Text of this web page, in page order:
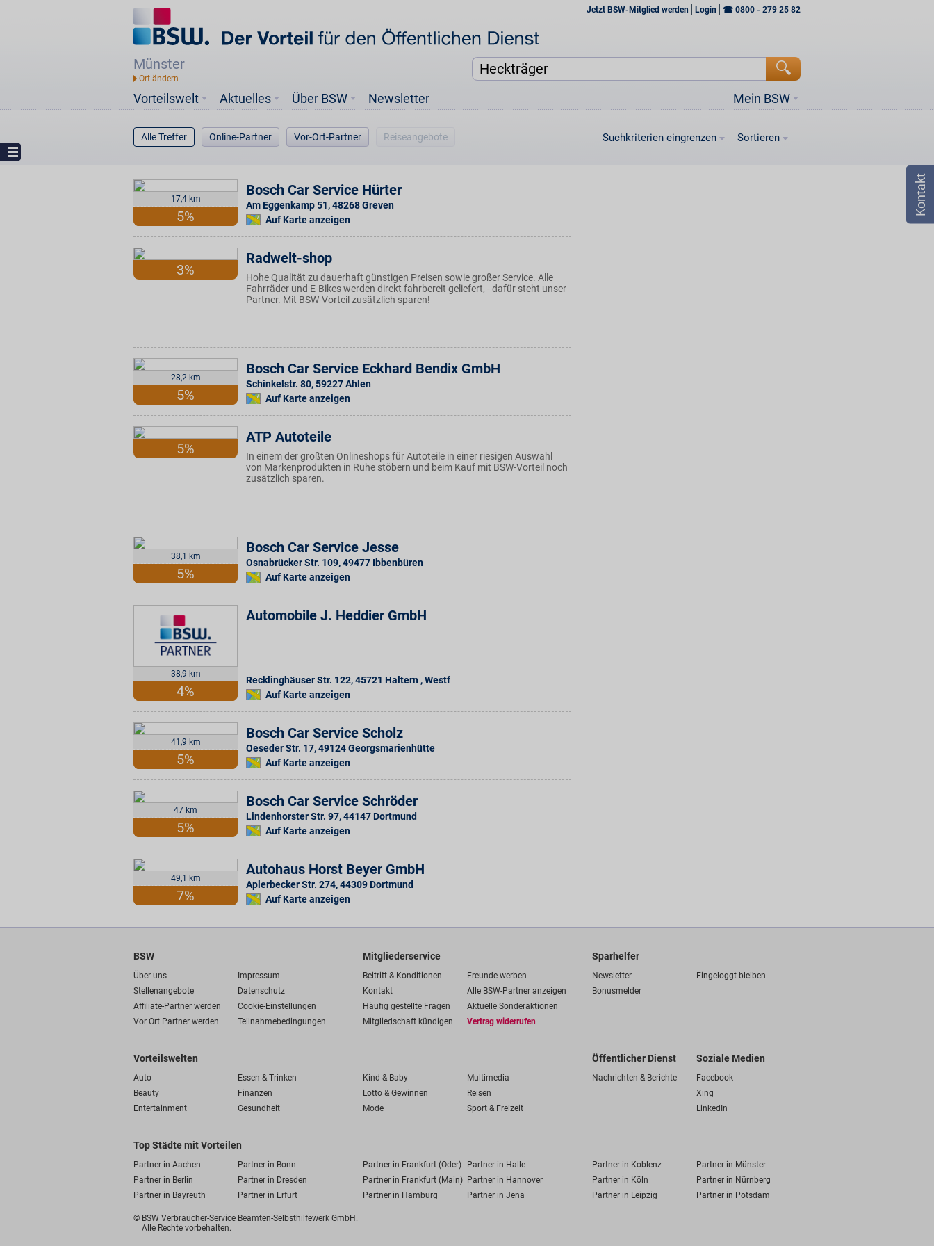
Jetzt BSW-Mitglied werden Login ☎ 0800 - 279 25 82
Münster
Vorteilswelt Mein BSW
Aktuelles Über BSW Newsletter
Alle Treffer Online-Partner Vor-Ort-Partner Reiseangebote Suchkriterien eingrenzen Sortieren
17,4 km
5%
Bosch Car Service Hürter
Am Eggenkamp 51,48268Greven
Auf Karte anzeigen
3%
Radwelt-shop
Hohe Qualität zu dauerhaft günstigen Preisen sowie großer Service. Alle
Fahrräder und E-Bikes werden direkt fahrbereit geliefert, - dafür steht unser
Partner. Mit BSW-Vorteil zusätzlich sparen!
28,2 km
5%
Bosch Car Service Eckhard Bendix GmbH
Schinkelstr. 80,59227Ahlen
Auf Karte anzeigen
5%
ATP Autoteile
In einem der größten Onlineshops für Autoteile in einer riesigen Auswahl
von Markenprodukten in Ruhe stöbern und beim Kauf mit BSW-Vorteil noch
zusätzlich sparen.
38,1 km
5%
Bosch Car Service Jesse
Osnabrücker Str. 109,49477 Ibbenbüren
Auf Karte anzeigen
38,9 km
4%
Automobile J. Heddier GmbH
Recklinghäuser Str. 122,45721 Haltern , Westf
Auf Karte anzeigen
41,9 km
5%
Bosch Car Service Scholz
Oeseder Str. 17,49124Georgsmarienhütte
Auf Karte anzeigen
47 km
5%
Bosch Car Service Schröder
Lindenhorster Str. 97,44147 Dortmund
Auf Karte anzeigen
49,1 km
7%
Autohaus Horst Beyer GmbH
Aplerbecker Str. 274,44309 Dortmund
Auf Karte anzeigen
BSW
Über uns
Impressum
Stellenangebote
Datenschutz
Affiliate-Partner werden
Cookie-Einstellungen
Vor Ort Partner werden
Teilnahmebedingungen
Mitgliederservice
Beitritt & Konditionen
Freunde werben
Kontakt
Alle BSW-Partner anzeigen
Häufig gestellte Fragen
Aktuelle Sonderaktionen
Mitgliedschaft kündigen
Vertrag widerrufen
Sparhelfer
Newsletter
Eingeloggt bleiben
Bonusmelder
Vorteilswelten
Auto Essen & Trinken Kind & Baby
Multimedia
Beauty
Finanzen Lotto & Gewinnen
Reisen
Entertainment
Gesundheit Mode Sport & Freizeit
Öffentlicher Dienst
Nachrichten & Berichte
Soziale Medien
Facebook
Xing
LinkedIn
Top Städte mit Vorteilen
Partner in Aachen Partner in Bonn Partner in Frankfurt (Oder) Partner in Halle Partner in Koblenz
Partner in Münster
Partner in Berlin
Partner in Dresden Partner in Frankfurt (Main) Partner in Hannover Partner in Köln
Partner in Nürnberg
Partner in Bayreuth
Partner in Erfurt Partner in Hamburg Partner in Jena Partner in Leipzig Partner in Potsdam
© BSW Verbraucher-Service Beamten-Selbsthilfewerk GmbH.
Alle Rechte vorbehalten.